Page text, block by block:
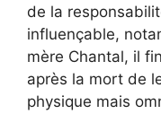
de la
influençable,
mère Chantal, il
après la mort de
physique mais